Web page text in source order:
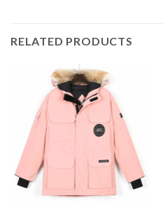
RELATED PRODUCTS